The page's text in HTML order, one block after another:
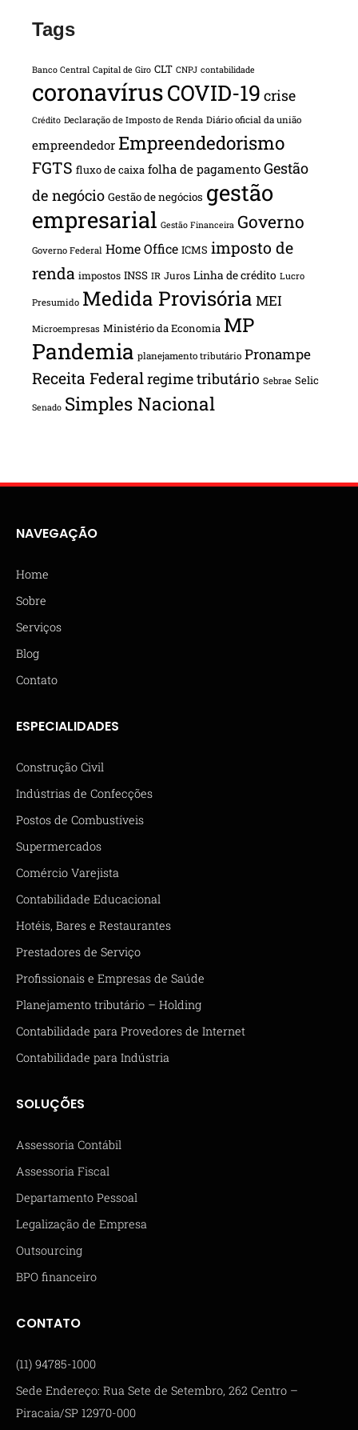
Tags
Banco Central Capital de Giro CLT CNPJ contabilidade
coronavírusCOVID-19 crise
Crédito Declaração de Imposto de Renda Diário oficial da união
empreendedor Empreendedorismo
FGTS fluxo de caixa folha de pagamento Gestão
de negócio Gestão de negócios gestão
empresarial Gestão Financeira Governo
Governo Federal Home Office ICMS imposto de
renda impostos INSS IR Juros Linha de crédito Lucro
Presumido Medida Provisória MEI
Microempresas Ministério da Economia MP
Pandemia planejamento tributário Pronampe
Receita Federalregime tributário Sebrae Selic
Senado Simples Nacional
NAVEGAÇÃO
Home
Sobre
Serviços
Blog
Contato
ESPECIALIDADES
Construção Civil
Indústrias de Confecções
Postos de Combustíveis
Supermercados
Comércio Varejista
Contabilidade Educacional
Hotéis, Bares e Restaurantes
Prestadores de Serviço
Profissionais e Empresas de Saúde
Planejamento tributário – Holding
Contabilidade para Provedores de Internet
Contabilidade para Indústria
SOLUÇÕES
Assessoria Contábil
Assessoria Fiscal
Departamento Pessoal
Legalização de Empresa
Outsourcing
BPO financeiro
CONTATO
(11) 94785-1000
Sede Endereço: Rua Sete de Setembro, 262 Centro –
Piracaia/SP 12970-000